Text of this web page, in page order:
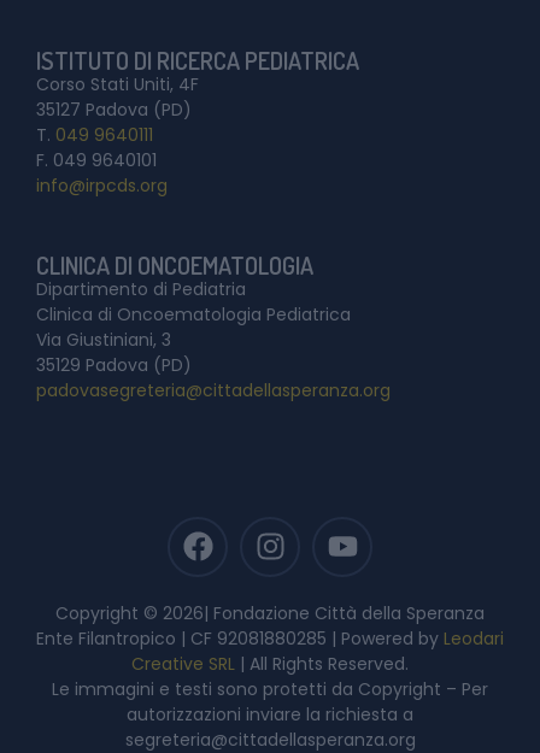
ISTITUTO DI RICERCA PEDIATRICA
Corso Stati Uniti, 4F
35127 Padova (PD)
T. 049 9640111
F. 049 9640101
info@irpcds.org
CLINICA DI ONCOEMATOLOGIA
Dipartimento di Pediatria
Clinica di Oncoematologia Pediatrica
Via Giustiniani, 3
35129 Padova (PD)
padovasegreteria@cittadellasperanza.org
Copyright © 2026| Fondazione Città della Speranza
Ente Filantropico | CF 92081880285 | Powered by Leodari
Creative SRL | All Rights Reserved.
Le immagini e testi sono protetti da Copyright – Per
autorizzazioni inviare la richiesta a
segreteria@cittadellasperanza.org